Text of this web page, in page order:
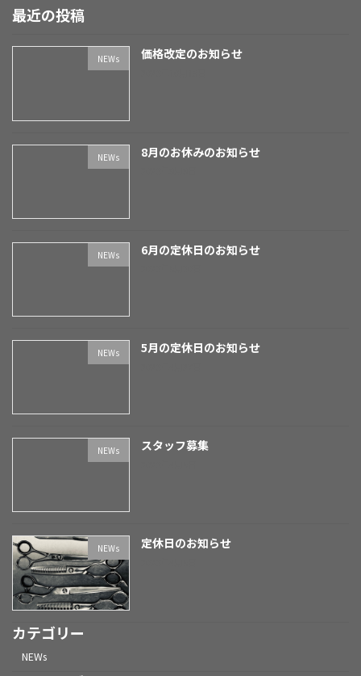
最近の投稿
NEWs 価格改定のお知らせ
NEWs 8月のお休みのお知らせ
NEWs 6月の定休日のお知らせ
NEWs 5月の定休日のお知らせ
NEWs スタッフ募集
NEWs 定休日のお知らせ
カテゴリー
NEWs